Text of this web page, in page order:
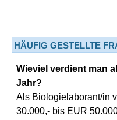
HÄUFIG GESTELLTE
Wieviel verdient man
Jahr?
Als Biologielaborant/in
30.000,- bis EUR